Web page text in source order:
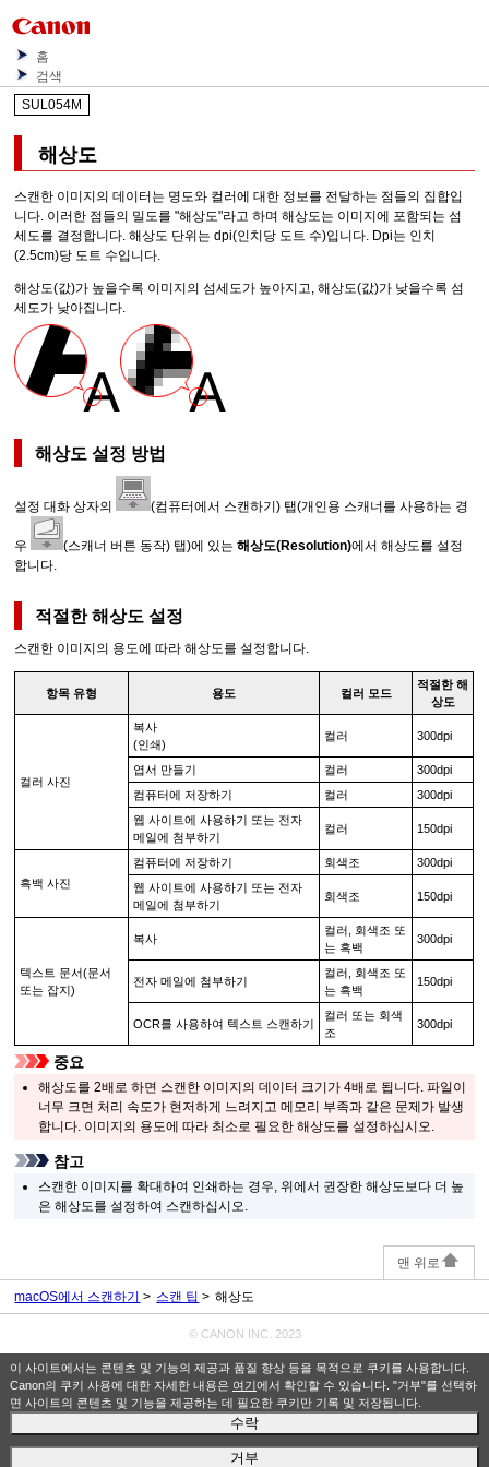
이 사이트에서는 콘텐츠 및 기능의 제공과 품질 향상 등을 목적으로 쿠키를 사용합니다.
Canon의 쿠키 사용에 대한 자세한 내용은 여기에서 확인할 수 있습니다. "거부"를 선택하
면 사이트의 콘텐츠 및 기능을 제공하는 데 필요한 쿠키만 기록 및 저장됩니다.
수락
거부
홈
검색
SUL054M
해상도
스캔한 이미지의 데이터는 명도와 컬러에 대한 정보를 전달하는 점들의 집합입
니다. 이러한 점들의 밀도를 "해상도"라고 하며 해상도는 이미지에 포함되는 섬
세도를 결정합니다. 해상도 단위는 dpi(인치당 도트 수)입니다. Dpi는 인치
(2.5cm)당 도트 수입니다.
해상도(값)가 높을수록 이미지의 섬세도가 높아지고, 해상도(값)가 낮을수록 섬
세도가 낮아집니다.
해상도 설정 방법
설정 대화 상자의 (컴퓨터에서 스캔하기) 탭(개인용 스캐너를 사용하는 경
우 (스캐너 버튼 동작) 탭)에 있는해상도(Resolution)에서 해상도를 설정
합니다.
적절한 해상도 설정
스캔한 이미지의 용도에 따라 해상도를 설정합니다.
항목 유형 용도 컬러 모드
적절한 해
상도
컬러 사진
복사
(인쇄)
컬러 300dpi
엽서 만들기 컬러
300dpi
컴퓨터에 저장하기
컬러
300dpi
웹 사이트에 사용하기 또는 전자
메일에 첨부하기
컬러 150dpi
흑백 사진
컴퓨터에 저장하기 회색조
300dpi
웹 사이트에 사용하기 또는 전자
메일에 첨부하기
회색조 150dpi
텍스트 문서(문서
또는 잡지)
복사
컬러, 회색조 또
는 흑백
300dpi
전자 메일에 첨부하기
컬러, 회색조 또
는 흑백
150dpi
OCR를 사용하여 텍스트 스캔하기
컬러 또는 회색
조
300dpi
중요
해상도를 2배로 하면 스캔한 이미지의 데이터 크기가 4배로 됩니다. 파일이
너무 크면 처리 속도가 현저하게 느려지고 메모리 부족과 같은 문제가 발생
합니다. 이미지의 용도에 따라 최소로 필요한 해상도를 설정하십시오.
참고
스캔한 이미지를 확대하여 인쇄하는 경우, 위에서 권장한 해상도보다 더 높
은 해상도를 설정하여 스캔하십시오.
맨 위로
macOS에서 스캔하기 스캔 팁 해상도
© CANON INC. 2023